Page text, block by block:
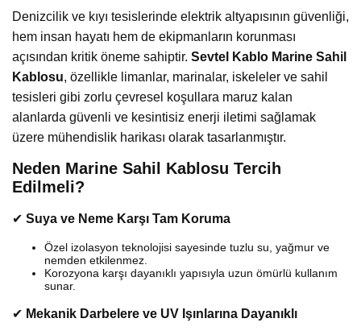
Denizcilik ve kıyı tesislerinde elektrik altyapısının güvenliği,
hem insan hayatı hem de ekipmanların korunması
açısından kritik öneme sahiptir. Sevtel Kablo Marine Sahil
Kablosu, özellikle limanlar, marinalar, iskeleler ve sahil
tesisleri gibi zorlu çevresel koşullara maruz kalan
alanlarda güvenli ve kesintisiz enerji iletimi sağlamak
üzere mühendislik harikası olarak tasarlanmıştır.
Neden Marine Sahil Kablosu Tercih
Edilmeli?
✔ Suya ve Neme Karşı Tam Koruma
Özel izolasyon teknolojisi sayesinde tuzlu su, yağmur ve
nemden etkilenmez.
Korozyona karşı dayanıklı yapısıyla uzun ömürlü kullanım
sunar.
✔ Mekanik Darbelere ve UV Işınlarına Dayanıklı